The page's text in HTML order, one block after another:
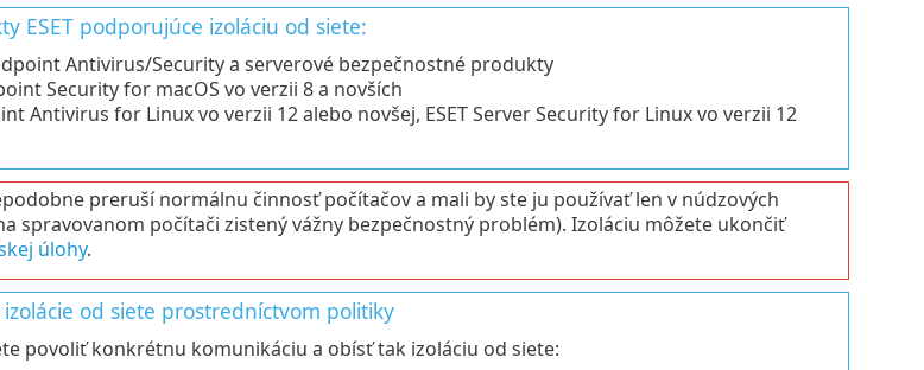
ESET podporujúce izoláciu od siete:
Antivirus/Security a serverové bezpečnostné produkty
Security for macOS vo verzii 8 a novších
Antivirus for Linux vo verzii 12 alebo novšej, ESET Server Security for Linux vo verzii 12
preruší normálnu činnosť počítačov a mali by ste ju používať len v núdzových
spravovanom počítači zistený vážny bezpečnostný problém). Izoláciu môžete ukončiť
úlohy.
od siete prostredníctvom politiky
povoliť konkrétnu komunikáciu a obísť tak izoláciu od siete: